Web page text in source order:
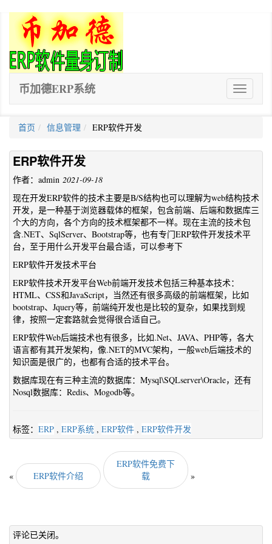
ERP
软
币加德ERP系统
首页 信息管理 ERP软件开发
ERP软件开发
作者：admin 2021-09-18
现在开发ERP软件的技术主要是B/S结构也可以理解为web结构技术
开发，是一种基于浏览器载体的框架，包含前端、后端和数据库三
个大的方向，各个方向的技术框架都不一样。现在主流的技术包
含.NET、SqlServer、Bootstrap等，也有专门ERP软件开发技术平
台，至于用什么开发平台最合适，可以参考下
ERP软件开发技术平台
ERP软件技术开发平台Web前端开发技术包括三种基本技术：
HTML、CSS和JavaScript，当然还有很多高级的前端框架，比如
bootstrap、Jquery等，前端纯开发也是比较的复杂，如果找到规
律，按照一定套路就会觉得很合适自己。
ERP软件Web后端技术也有很多，比如.Net、JAVA、PHP等，各大
语言都有其开发架构，像.NET的MVC架构，一般web后端技术的
知识面是很广的，也都有合适的技术平台。
数据库现在有三种主流的数据库：Mysql\SQLserver\Oracle，还有
Nosql数据库：Redis、Mogodb等。
标签： ERP , ERP系统 , ERP软件 , ERP软件开发
« ERP软件介绍
ERP软件免费下
载
»
评论已关闭。